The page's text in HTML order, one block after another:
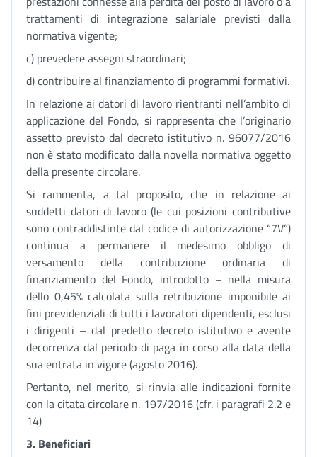
trattamenti di integrazione salariale previsti dalla
normativa vigente;
c) prevedere assegni straordinari;
d) contribuire al finanziamento di programmi formativi.
In relazione ai datori di lavoro rientranti nell’ambito di
applicazione del Fondo, si rappresenta che l’originario
assetto previsto dal decreto istitutivo n. 96077/2016
non è stato modificato dalla novella normativa oggetto
della presente circolare.
Si rammenta, a tal proposito, che in relazione ai
suddetti datori di lavoro (le cui posizioni contributive
sono contraddistinte dal codice di autorizzazione “7V”)
continua a permanere il medesimo obbligo di
versamento della contribuzione ordinaria di
finanziamento del Fondo, introdotto – nella misura
dello 0,45% calcolata sulla retribuzione imponibile ai
fini previdenziali di tutti i lavoratori dipendenti, esclusi
i dirigenti – dal predetto decreto istitutivo e avente
decorrenza dal periodo di paga in corso alla data della
sua entrata in vigore (agosto 2016).
Pertanto, nel merito, si rinvia alle indicazioni fornite
con la citata circolare n. 197/2016 (cfr. i paragrafi 2.2 e
14)
3. Beneficiari